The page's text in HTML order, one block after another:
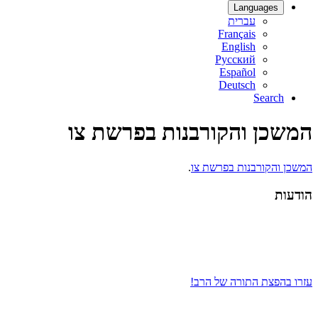
Languages
עברית
Français
English
Русский
Español
Deutsch
Search
המשכן והקורבנות בפרשת צו
המשכן והקורבנות בפרשת צו.
הודעות
עזרו בהפצת התורה של הרב!